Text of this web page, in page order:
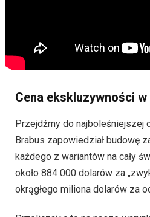
Cena ekskluzywności
Przejdźmy do najboleśniejszej
Brabus zapowiedział budowę
każdego z wariantów na cały
około 884 000 dolarów za
okrągłego miliona dolarów za